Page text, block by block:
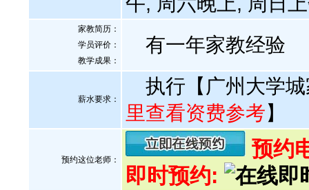
家教简历：
学员评价：
教学成果：
有一年家教经验
薪水要求：
执行【广州大学
里查看资费参考】
预约这位老师：
预约
即时预约: